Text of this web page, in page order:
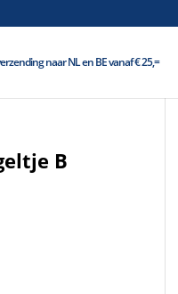
naar NL en BE vanaf € 25,=
B